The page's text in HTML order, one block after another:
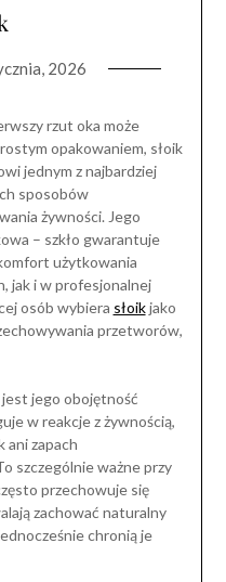
2026
rzut oka może
opakowaniem, słoik
jednym z najbardziej
sposobów
żywności. Jego
– szkło gwarantuje
użytkowania
jak i w profesjonalnej
osób wybiera słoikjako
przetworów,
jest jego obojętność
w reakcje z żywnością,
ani zapach
szczególnie ważne przy
przechowuje się
zachować naturalny
chronią je